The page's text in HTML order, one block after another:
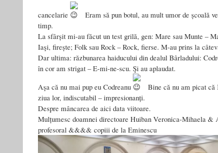
cancelarie
Eram să pun botul, au mult umor de școală
timp.
La sfârșit mi-au făcut un test grilă, gen: Mare sau Munte –
Iaşi, firește; Folk sau Rock – Rock, fierse. M-au prins la
Dar ultima: răzbunarea haiducului din dealul Bârladului:
în cor am strigat – E-mi-ne-scu. Şi au aplaudat.
Aşa că nu mai pup eu Codreanu
Bine că nu am picat
ziua lor, indiscutabil – impresionanți.
Despre mâncarea de aici data viitoare.
Mulțumesc doamnei directoare Huiban Veronica-Mihaela
profesoral &&&& copiii de la Eminescu